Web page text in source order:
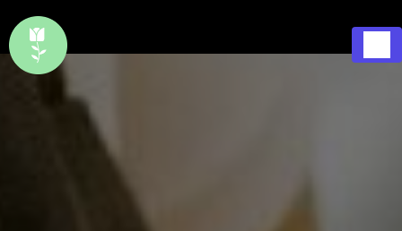
1 Rue Saint Pierre 37290 Preuilly-sur-Claise
02 47 94 63 91
7j/7, 365j